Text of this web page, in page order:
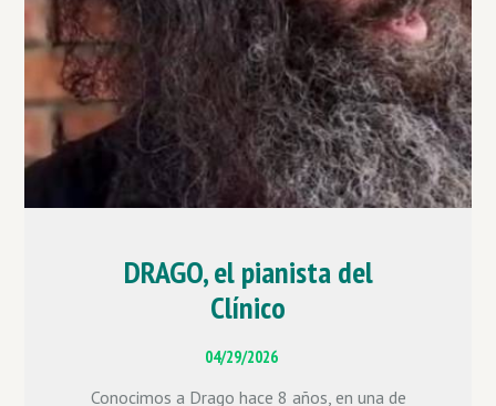
DRAGO, el pianista del
Clínico
04/29/2026
Conocimos a Drago hace 8 años, en una de